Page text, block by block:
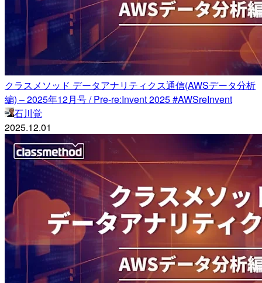
クラスメソッド データアナリティクス通信(AWSデータ分析
編) – 2025年12月号 / Pre-re:Invent 2025 #AWSreInvent
石川覚
2025.12.01